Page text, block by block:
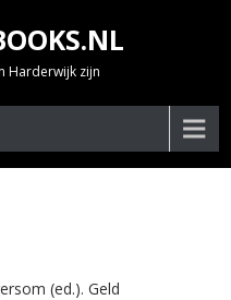
Harderwijk zijn
(ed.). Geld